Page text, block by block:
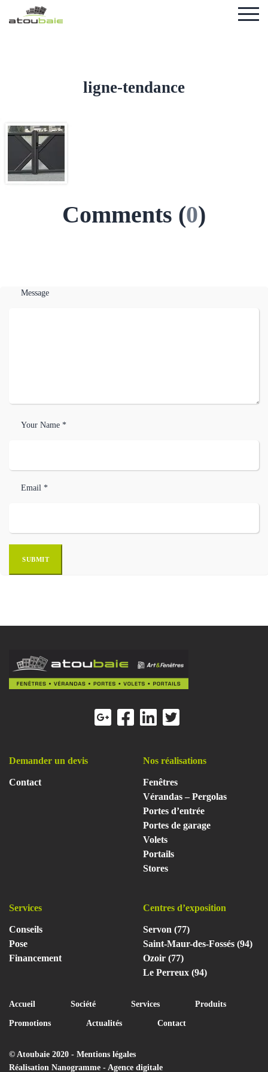
ligne-tendance
Comments (0)
Message
Your Name *
Email *
Demander un devis
Contact
Nos réalisations
Fenêtres
Vérandas – Pergolas
Portes d’entrée
Portes de garage
Volets
Portails
Stores
Services
Conseils
Pose
Financement
Centres d’exposition
Servon (77)
Saint-Maur-des-Fossés (94)
Ozoir (77)
Le Perreux (94)
Accueil Société Services Produits
Promotions Actualités Contact
© Atoubaie 2020 - Mentions légales
Réalisation Nanogramme - Agence digitale